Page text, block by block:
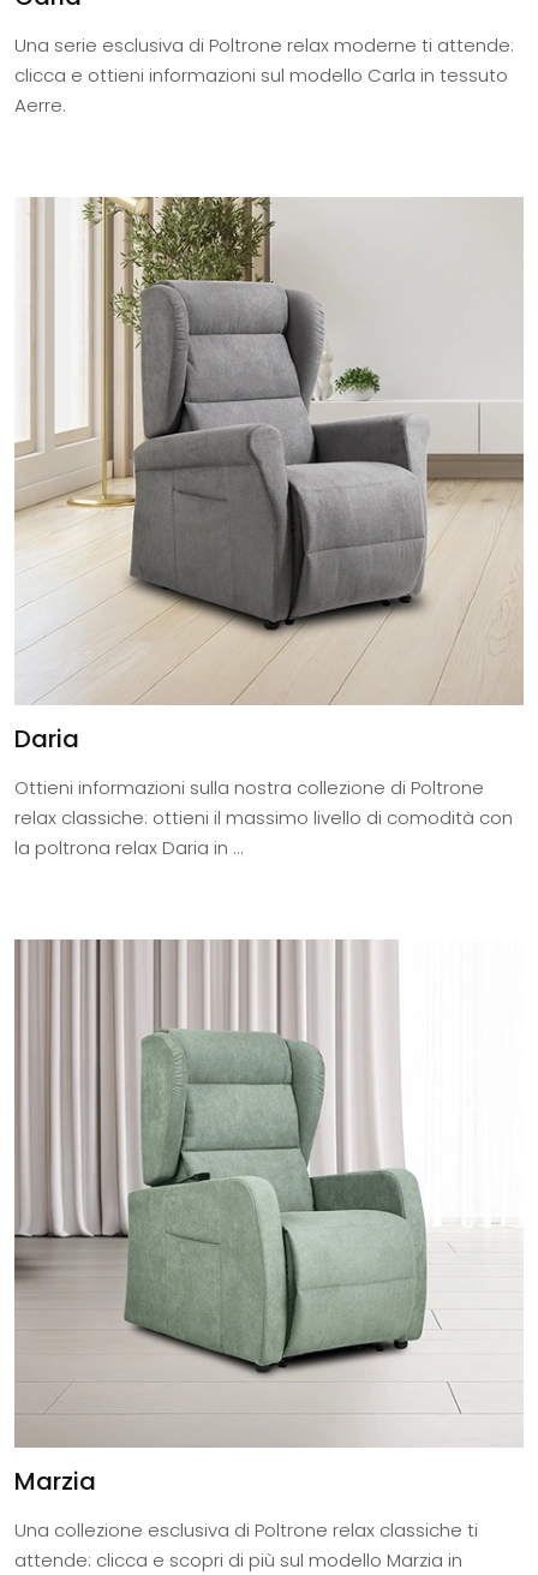
Una serie esclusiva di Poltrone relax moderne ti attende:
clicca e ottieni informazioni sul modello Carla in tessuto
Aerre.
Daria
Ottieni informazioni sulla nostra collezione di Poltrone
relax classiche: ottieni il massimo livello di comodità con
la poltrona relax Daria in ...
Marzia
Una collezione esclusiva di Poltrone relax classiche ti
attende: clicca e scopri di più sul modello Marzia in